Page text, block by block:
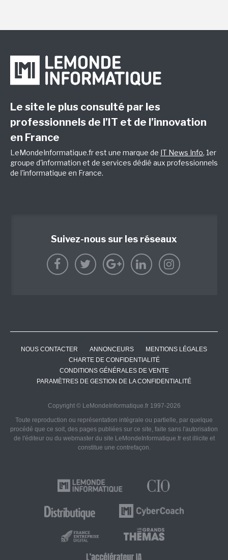
Le site le plus consulté par les
professionnels de l’IT et de l’innovation
en France
LeMondeInformatique.fr est une marque de IT News Info, 1er
groupe d'information et de services dédié aux professionnels
de l'informatique en France.
Suivez-nous sur les réseaux
NOUS CONTACTER ANNONCEURS
MENTIONS LÉGALES
CHARTE DE CONFIDENTIALITÉ
CONDITIONS GÉNÉRALES DE VENTE
PARAMÈTRES DE GESTION DE LA CONFIDENTIALITÉ
Copyright © LeMondeInformatique.fr 1997-2026
Toute reproduction ou représentation intégrale ou partielle, par quelque
procédé que ce soit, des pages publiées sur ce site, faite sans l'autorisation
de l'éditeur ou du webmaster du site LeMondeInformatique.fr est illicite et
constitue une contrefaçon.